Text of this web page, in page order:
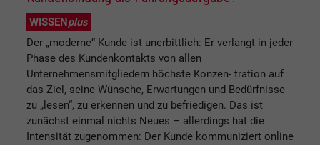
WISSENplus
Der „moderne“ Kunde ist unerbittlich: Er verlangt in jeder
Phase des Kundenkontakts von allen
Unternehmensmitgliedern höchste Konzen- tration auf
das Ziel, seine Wünsche, Erwartungen und Bedürfnisse
zu „lesen“, zu erkennen und zu befriedigen. Das ist
zunächst einmal nichts Neues – allerdings hat die
Intensität zugenommen: Der Kunde kommuniziert online